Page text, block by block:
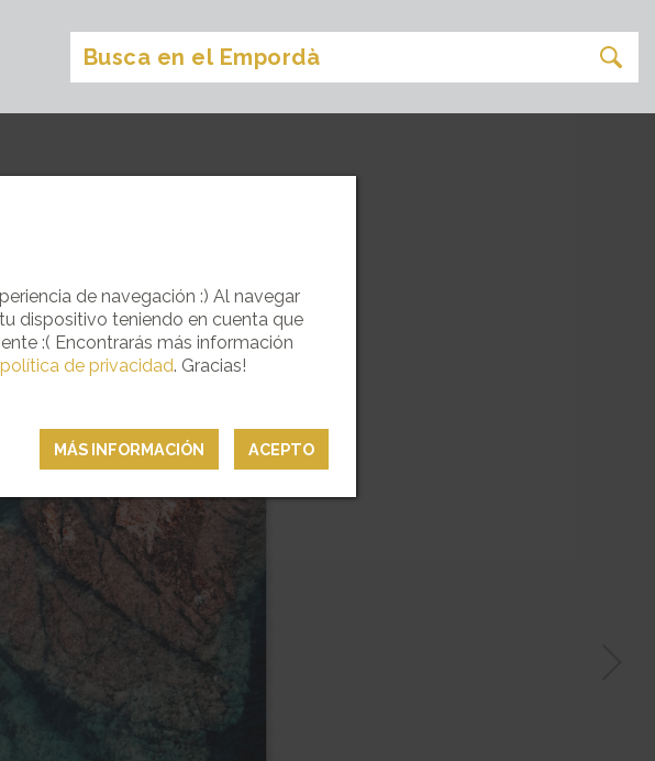
ACEPTO
MÁS INFORMACIÓN
de navegación :) Al navegar
dispositivo teniendo en cuenta que
:( Encontrarás más información
política de privacidad. Gracias!